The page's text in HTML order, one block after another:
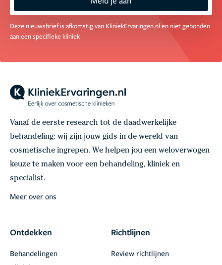
Deze nieuwsbrief is afkomstig van KliniekErvaringen.nl en niet gebonden
aan een specifieke kliniek
Vanaf de eerste research tot de daadwerkelijke
behandeling: wij zijn jouw gids in de wereld van
cosmetische ingrepen. We helpen jou een weloverwogen
keuze te maken voor een behandeling, kliniek en
specialist.
Meer over ons
Ontdekken
Behandelingen
Richtlijnen
Review richtlijnen